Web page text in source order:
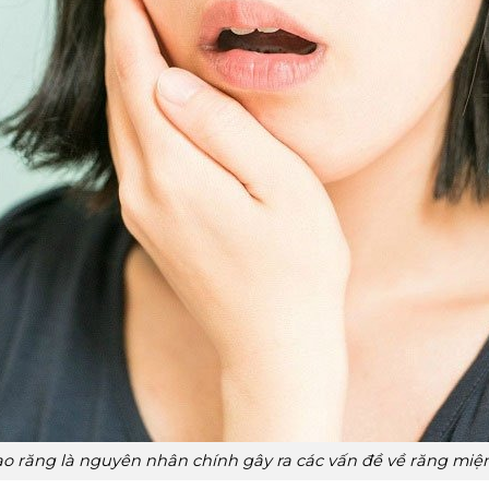
răng là nguyên nhân chính gây ra các vấn đề về răng